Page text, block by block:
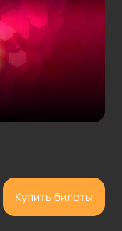
Купить билеты